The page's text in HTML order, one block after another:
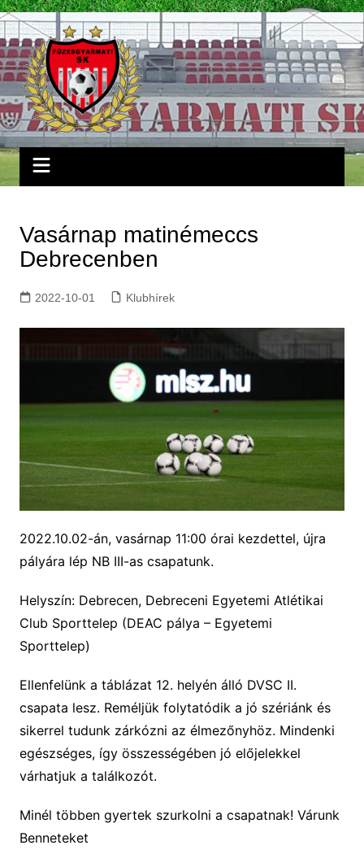
Skip
to
content
Vasárnap matinémeccs
Debrecenben
2022-10-01 Klubhírek
2022.10.02-án, vasárnap 11:00 órai kezdettel, újra
pályára lép NB III-as csapatunk.
Helyszín: Debrecen, Debreceni Egyetemi Atlétikai
Club Sporttelep (DEAC pálya – Egyetemi
Sporttelep)
Ellenfelünk a táblázat 12. helyén álló DVSC II.
csapata lesz. Reméljük folytatódik a jó szériánk és
sikerrel tudunk zárkózni az élmezőnyhöz. Mindenki
egészséges, így összességében jó előjelekkel
várhatjuk a találkozót.
Minél többen gyertek szurkolni a csapatnak! Várunk
Benneteket